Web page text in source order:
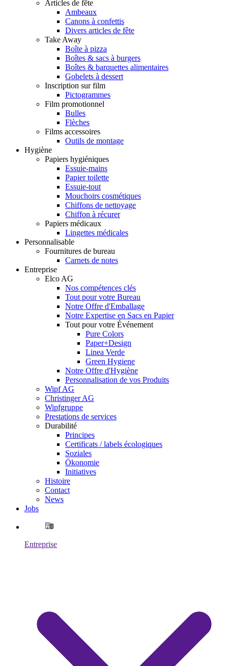
Articles de fête
Ambeaux
Canons à confettis
Divers articles de fête
Take Away
Boîte à pizza
Boîtes & sacs à burgers
Boîtes & barquettes alimentaires
Gobelets à dessert
Inscription sur film
Pictogrammes
Film promotionnel
Bulles
Flèches
Films accessoires
Outils de montage
Hygiène
Papiers hygiéniques
Essuie-mains
Papier toilette
Essuie-tout
Mouchoirs cosmétiques
Chiffons de nettoyage
Chiffon à récurer
Papiers médicaux
Lingettes médicales
Personnalisable
Fournitures de bureau
Carnets de notes
Entreprise
Elco AG
Nos compétences clés
Tout pour votre Bureau
Notre Offre d'Emballage
Notre Expertise en Sacs en Papier
Tout pour votre Événement
Pure Colors
Paper+Design
Linea Verde
Green Hygiene
Notre Offre d'Hygiène
Personnalisation de vos Produits
Wipf AG
Christinger AG
Wipfgruppe
Prestations de services
Durabilité
Principes
Certificats / labels écologiques
Soziales
Ökonomie
Initiatives
Histoire
Contact
News
Jobs
Entreprise